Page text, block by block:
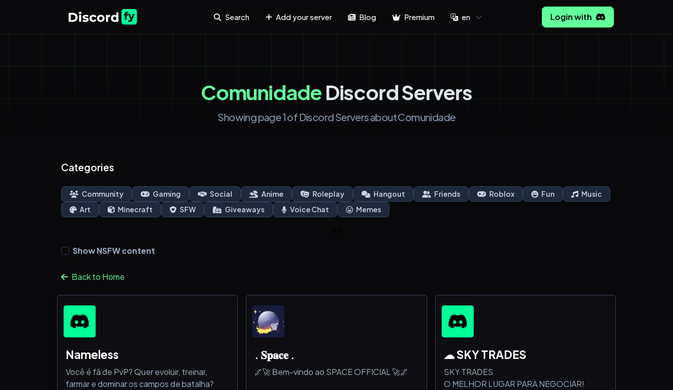
Search Add your server Blog Premium en Login with
ComunidadeDiscord Servers
Showing page 1 of Discord Servers about Comunidade
Categories
Community Gaming Social Anime Roleplay Hangout Friends Roblox Fun
Music
Art
Minecraft SFW Giveaways Voice Chat Memes
Show NSFW content
Back to Home
Nameless
Você é fã de PvP? Quer evoluir, treinar,
farmar e dominar os campos de batalha?
. 𝐒𝐩𝐚𝐜𝐞 .
🌌🚀 Bem-vindo ao SPACE OFFICIAL 🚀🌌
☁ SKY TRADES
SKY TRADES
O MELHOR LUGAR PARA NEGOCIAR!